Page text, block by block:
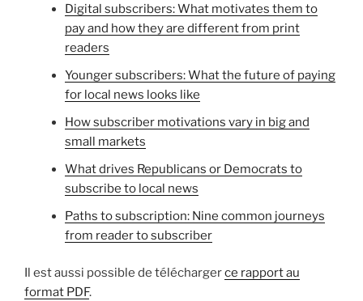
Digital subscribers: What motivates them to
pay and how they are different from print
readers
Younger subscribers: What the future of paying
for local news looks like
How subscriber motivations vary in big and
small markets
What drives Republicans or Democrats to
subscribe to local news
Paths to subscription: Nine common journeys
from reader to subscriber
Il est aussi possible de téléchargerce rapport au
format PDF.